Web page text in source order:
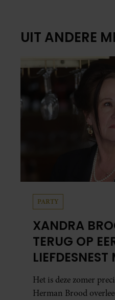
UIT ANDERE
PARTY
XANDRA
TERUG OP
BROOD:
GEBOREN”
Het is deze zomer
Herman Brood